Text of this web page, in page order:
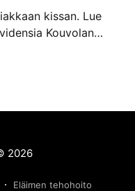
kissan. Lue
Kouvolan
alueelle.
2026
Eläimen tehohoito